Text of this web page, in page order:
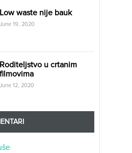
Low waste nije bauk
June 19, 2020
Roditeljstvo u crtanim
filmovima
June 12, 2020